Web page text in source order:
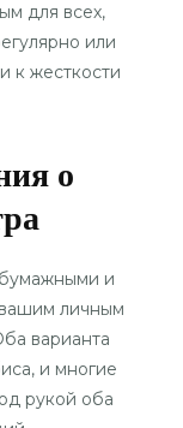
для всех,
или
к жесткости
о
и
личным
варианта
и многие
рукой оба